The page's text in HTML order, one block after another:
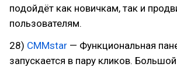
подойдёт как новичкам, так и
пользователям.
28) СММstar — Функциональная
запускается в пару кликов.